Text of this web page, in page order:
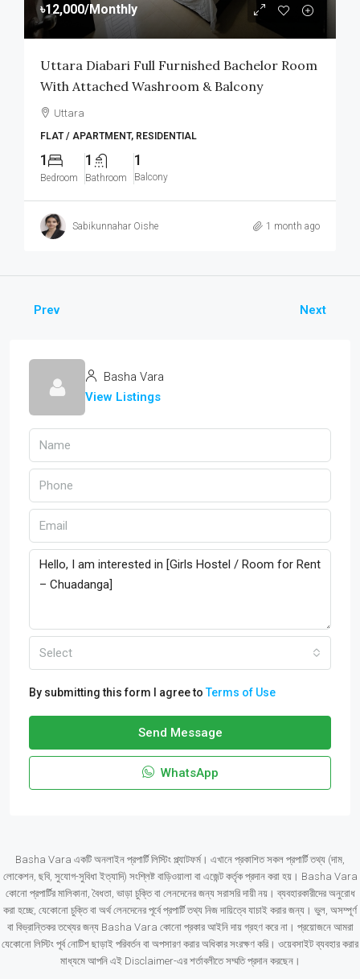
৳12,000/Monthly
Uttara Diabari Full Furnished Bachelor Room
With Attached Washroom & Balcony
Uttara
FLAT / APARTMENT, RESIDENTIAL
1
Bedroom
1
Bathroom
1
Balcony
Sabikunnahar Oishe 1 month ago
Prev Next
Basha Vara
View Listings
Select
By submitting this form I agree toTerms of Use
Send Message
WhatsApp
Basha Vara একটি অনলাইন প্রপার্টি লিস্টিং প্ল্যাটফর্ম। এখানে প্রকাশিত সকল প্রপার্টি তথ্য (দাম,
লোকেশন, ছবি, সুযোগ-সুবিধা ইত্যাদি) সংশ্লিষ্ট বাড়িওয়ালা বা এজেন্ট কর্তৃক প্রদান করা হয়। Basha Vara
কোনো প্রপার্টির মালিকানা, বৈধতা, ভাড়া চুক্তি বা লেনদেনের জন্য সরাসরি দায়ী নয়। ব্যবহারকারীদের অনুরোধ
করা হচ্ছে, যেকোনো চুক্তি বা অর্থ লেনদেনের পূর্বে প্রপার্টি তথ্য নিজ দায়িত্বে যাচাই করার জন্য। ভুল, অসম্পূর্ণ
বা বিভ্রান্তিকর তথ্যের জন্য Basha Vara কোনো প্রকার আইনি দায় গ্রহণ করে না। প্রয়োজনে আমরা
যেকোনো লিস্টিং পূর্ব নোটিশ ছাড়াই পরিবর্তন বা অপসারণ করার অধিকার সংরক্ষণ করি। ওয়েবসাইট ব্যবহার করার
মাধ্যমে আপনি এই Disclaimer-এর শর্তাবলীতে সম্মতি প্রদান করছেন।